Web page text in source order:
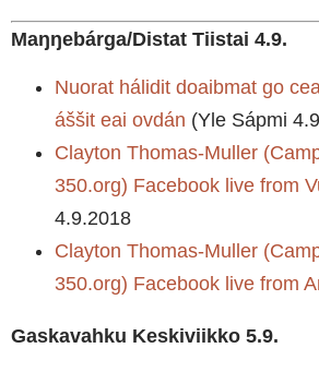
Maŋŋebárga/Distat Tiistai 4.9.
Nuorat hálidit doaibmat go
áššit eai ovdán (Yle Sápmi
Clayton Thomas-Muller
350.org) Facebook live from
4.9.2018
Clayton Thomas-Muller
350.org) Facebook live from
Gaskavahku Keskiviikko 5.9.